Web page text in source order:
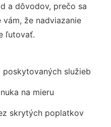
a dôvodov, prečo sa
že nadviazanie
ľutovať.
služieb
na mieru
skrytých poplatkov